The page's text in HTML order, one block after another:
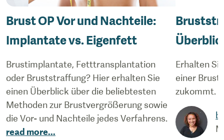
Brust OP Vor und Nachteile:
Implantate vs. Eigenfett
Brustimplantate, Fetttransplantation
oder Bruststraffung? Hier erhalten Sie
einen Überblick über die beliebtesten
Methoden zur Brustvergrößerung sowie
die Vor- und Nachteile jedes Verfahrens.
read more...
Erhalten
einer
zukommt.